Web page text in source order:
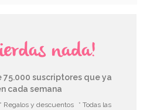
nada!
75.000 suscriptores que ya
cada semana
* Regalos y descuentos
* Todas las